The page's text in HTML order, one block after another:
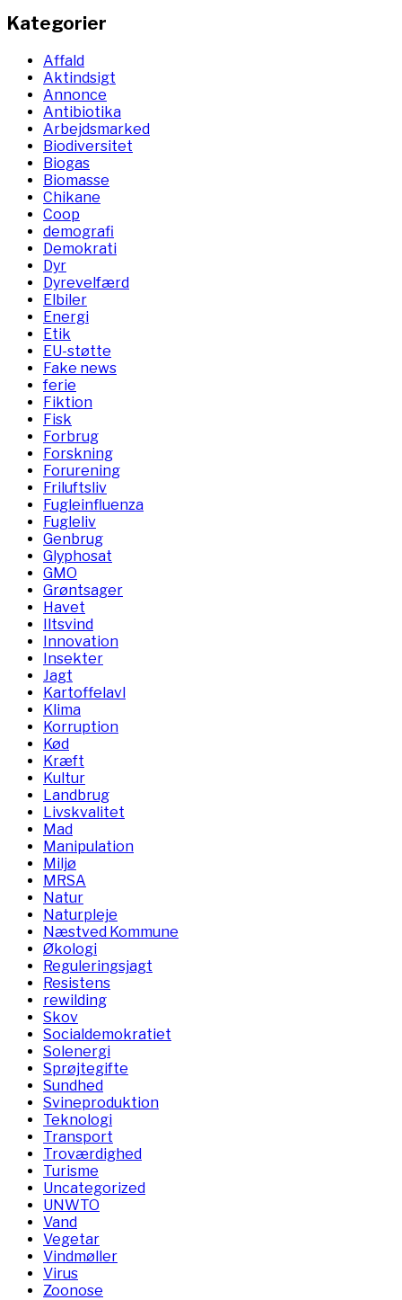
Kategorier
Affald
Aktindsigt
Annonce
Antibiotika
Arbejdsmarked
Biodiversitet
Biogas
Biomasse
Chikane
Coop
demografi
Demokrati
Dyr
Dyrevelfærd
Elbiler
Energi
Etik
EU-støtte
Fake news
ferie
Fiktion
Fisk
Forbrug
Forskning
Forurening
Friluftsliv
Fugleinfluenza
Fugleliv
Genbrug
Glyphosat
GMO
Grøntsager
Havet
Iltsvind
Innovation
Insekter
Jagt
Kartoffelavl
Klima
Korruption
Kød
Kræft
Kultur
Landbrug
Livskvalitet
Mad
Manipulation
Miljø
MRSA
Natur
Naturpleje
Næstved Kommune
Økologi
Reguleringsjagt
Resistens
rewilding
Skov
Socialdemokratiet
Solenergi
Sprøjtegifte
Sundhed
Svineproduktion
Teknologi
Transport
Troværdighed
Turisme
Uncategorized
UNWTO
Vand
Vegetar
Vindmøller
Virus
Zoonose